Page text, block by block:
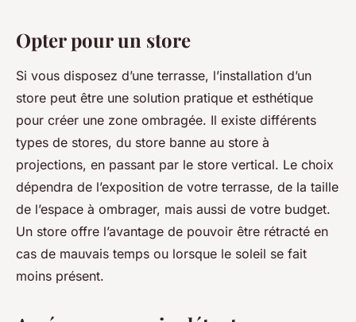
Opter pour un store
Si vous disposez d’une terrasse, l’installation d’un
store peut être une solution pratique et esthétique
pour créer une zone ombragée. Il existe différents
types de stores, du store banne au store à
projections, en passant par le store vertical. Le choix
dépendra de l’exposition de votre terrasse, de la taille
de l’espace à ombrager, mais aussi de votre budget.
Un store offre l’avantage de pouvoir être rétracté en
cas de mauvais temps ou lorsque le soleil se fait
moins présent.